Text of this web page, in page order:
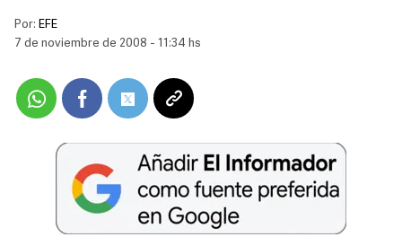
Por: EFE
7 de noviembre de 2008 - 11:34 hs